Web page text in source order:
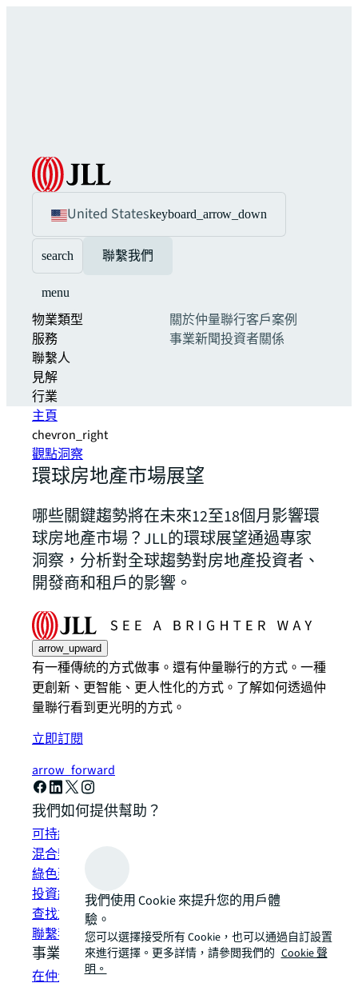
United Stateskeyboard_arrow_down
search 聯繫我們
menu
物業類型
服務
聯繫人
見解
行業
關於仲量聯行客戶案例
事業新聞投資者關係
主頁
chevron_right
觀點洞察
環球房地產市場展望
哪些關鍵趨勢將在未來12至18個月影響環
球房地產市場？JLL的環球展望通過專家
洞察，分析對全球趨勢對房地產投資者、
開發商和租戶的影響。
arrow_upward
有一種傳統的方式做事。還有仲量聯行的方式。一種
更創新、更智能、更人性化的方式。了解如何透過仲
量聯行看到更光明的方式。
立即訂閱
arrow_forward
我們如何提供幫助？
可持續發展解決方案
混合辦公空間解決方案
綠色建築和租賃
投資組合管理
查找並租賃空間
聯繫我們
事業
在仲量聯行工作
我們使用 Cookie 來提升您的用戶體
驗。
您可以選擇接受所有 Cookie，也可以通過自訂設置
來進行選擇。更多詳情，請參閲我們的 Cookie 聲
明。